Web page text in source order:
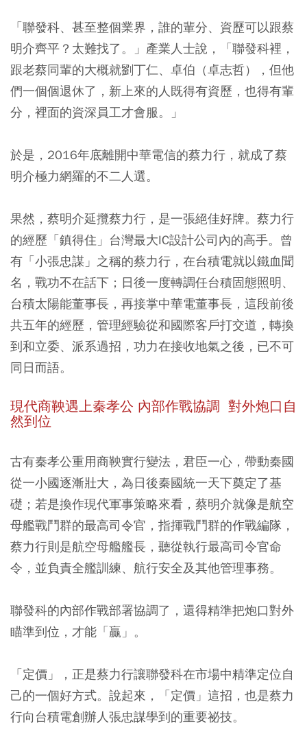
「聯發科、甚至整個業界，誰的輩分、資歷可以跟蔡
明介齊平？太難找了。」產業人士說，「聯發科裡，
跟老蔡同輩的大概就劉丁仁、卓伯（卓志哲），但他
們一個個退休了，新上來的人既得有資歷，也得有輩
分，裡面的資深員工才會服。」
於是，2016年底離開中華電信的蔡力行，就成了蔡
明介極力網羅的不二人選。
果然，蔡明介延攬蔡力行，是一張絕佳好牌。蔡力行
的經歷「鎮得住」台灣最大IC設計公司內的高手。曾
有「小張忠謀」之稱的蔡力行，在台積電就以鐵血聞
名，戰功不在話下；日後一度轉調任台積固態照明、
台積太陽能董事長，再接掌中華電董事長，這段前後
共五年的經歷，管理經驗從和國際客戶打交道，轉換
到和立委、派系過招，功力在接收地氣之後，已不可
同日而語。
現代商鞅遇上秦孝公 內部作戰協調 對外炮口自
然到位
古有秦孝公重用商鞅實行變法，君臣一心，帶動秦國
從一小國逐漸壯大，為日後秦國統一天下奠定了基
礎；若是換作現代軍事策略來看，蔡明介就像是航空
母艦戰鬥群的最高司令官，指揮戰鬥群的作戰編隊，
蔡力行則是航空母艦艦長，聽從執行最高司令官命
令，並負責全艦訓練、航行安全及其他管理事務。
聯發科的內部作戰部署協調了，還得精準把炮口對外
瞄準到位，才能「贏」。
「定價」，正是蔡力行讓聯發科在市場中精準定位自
己的一個好方式。說起來，「定價」這招，也是蔡力
行向台積電創辦人張忠謀學到的重要祕技。